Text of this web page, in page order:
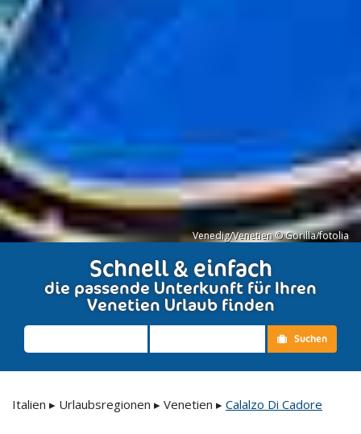
Venedig/Venetien © Gorilla/fotolia
Schnell & einfach
die passende Unterkunft für Ihren
Venetien Urlaub finden
Suchen
Italien ▸ Urlaubsregionen ▸ Venetien ▸ Calalzo Di Cadore